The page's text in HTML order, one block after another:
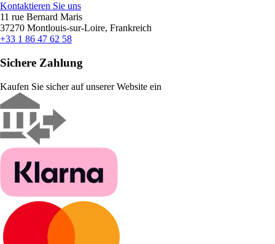
Kontaktieren Sie uns
11 rue Bernard Maris
37270 Montlouis-sur-Loire, Frankreich
+33 1 86 47 62 58
Sichere Zahlung
Kaufen Sie sicher auf unserer Website ein